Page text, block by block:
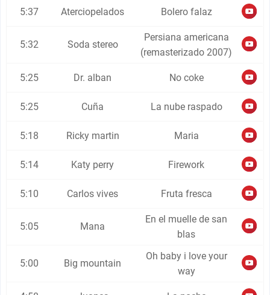
5:37 Aterciopelados Bolero falaz
5:32 Soda stereo
Persiana americana
(remasterizado 2007)
5:25 Dr. alban No coke
5:25 Cuña La nube raspado
5:18 Ricky martin Maria
5:14 Katy perry Firework
5:10 Carlos vives Fruta fresca
5:05 Mana
En el muelle de san
blas
5:00 Big mountain
Oh baby i love your
way